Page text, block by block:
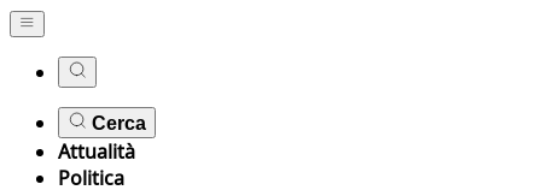
Cerca
Attualità
Politica